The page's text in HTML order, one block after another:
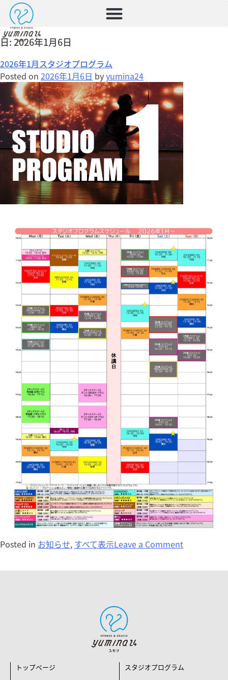
日:2026年1月6日
2026年1月スタジオプログラム
Posted on 2026年1月6日 byyumina24
Posted in お知らせ, すべて表示Leave a Comment
トップページ
スタジオプログラム